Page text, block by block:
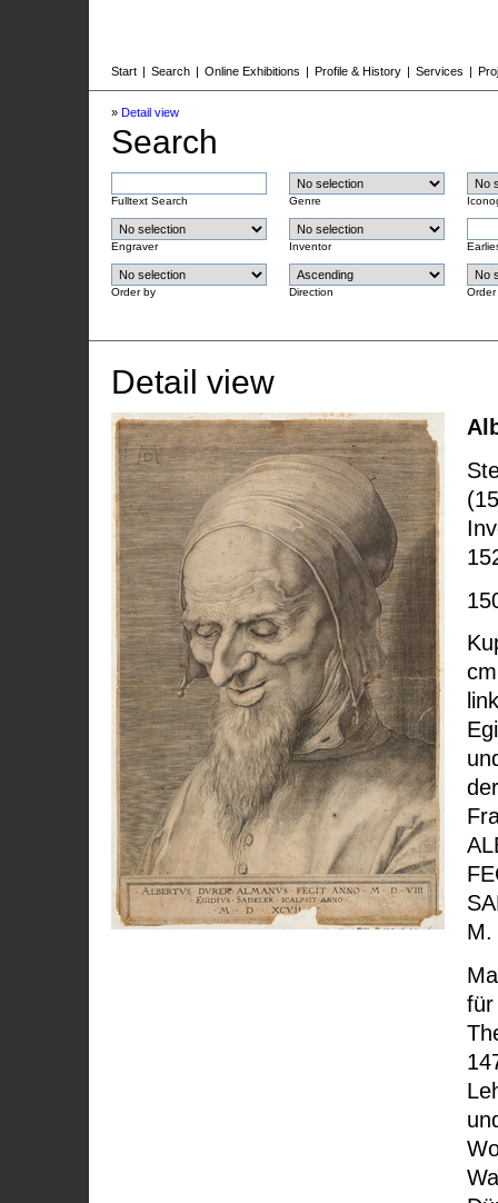
Start | Search | Online Exhibitions | Profile & History | Services |
» Detail view
Search
Fulltext Search Genre
Engraver Inventor
Order by Direction Order
Detail view
M.
für